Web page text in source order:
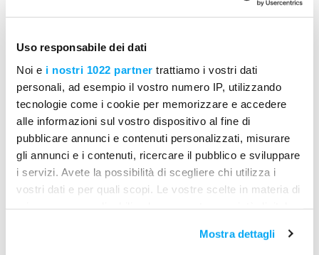
Uso responsabile dei dati
Noi e i nostri 1022 partner trattiamo i vostri dati
personali, ad esempio il vostro numero IP, utilizzando
tecnologie come i cookie per memorizzare e accedere
alle informazioni sul vostro dispositivo al fine di
pubblicare annunci e contenuti personalizzati, misurare
gli annunci e i contenuti, ricercare il pubblico e sviluppare
i servizi. Avete la possibilità di scegliere chi utilizza i
vostri dati e per quali scopi. Le vostre scelte in materia di
modificare o revocare il proprio consenso in qualsiasi
Mostra dettagli
Works
Illustrazione di come il Calendario si integra con
altre funzioni della piattaforma, come la
gestione delle presenze, la registrazione delle
attività e la reportistica, per offrire una visione
completa e aggiornata dello stato del cantiere.
Benefici operativi per le imprese
Maggiore trasparenza e controllo sulle
attività programmate
Ottimizzazione dell'uso delle risorse e del